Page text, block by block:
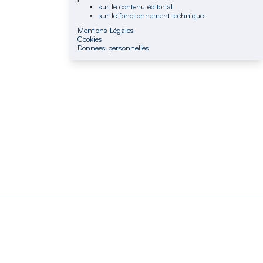
sur le contenu éditorial
sur le fonctionnement technique
Mentions Légales
Cookies
Données personnelles